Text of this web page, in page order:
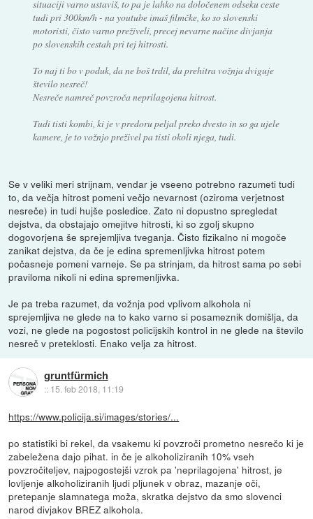
situaciji varno ustaviš, to pa je lahko na določenem odseku ceste
tudi pri 300km/h - na youtube imaš filmčke, ko so slovenski
motoristi, čisto varno preživeli, precej nevarne načine divjanja
po slovenskih cestah pri tej hitrosti.
To naj ti bo v poduk, da ne boš trdil, da prehitra vožnja dviguje
število nesreč!
Nesreče namreč povzroča neprilagojena hitrost.
Tudi tisti kombi, ki je v predoru peljal preko dvesto in so ga ujele
kamere, je to vožnjo preživel pa tisti okoli njega, tudi.
Se v veliki meri strijnam, vendar je vseeno potrebno razumeti tudi
to, da večja hitrost pomeni večjo nevarnost (oziroma verjetnost
nesreče) in tudi hujše posledice. Zato ni dopustno spregledat
dejstva, da obstajajo omejitve hitrosti, ki so zgolj skupno
dogovorjena še sprejemljiva tveganja. Čisto fizikalno ni mogoče
zanikat dejstva, da če je edina spremenljivka hitrost potem
počasneje pomeni varneje. Se pa strinjam, da hitrost sama po sebi
praviloma nikoli ni edina spremenljivka.
Je pa treba razumet, da vožnja pod vplivom alkohola ni
sprejemljiva ne glede na to kako varno si posameznik domišlja, da
vozi, ne glede na pogostost policijskih kontrol in ne glede na število
nesreč v preteklosti. Enako velja za hitrost.
gruntfürmich
:: 15. feb 2018, 11:19
https://www.policija.si/images/stories/...
po statistiki bi rekel, da vsakemu ki povzroči prometno nesrečo ki je
zabeležena dajo pihat. in če je alkoholiziranih 10% vseh
povzročiteljev, najpogostejši vzrok pa 'neprilagojena' hitrost, je
lovljenje alkoholiziranih ljudi pljunek v obraz, mazanje oči,
pretepanje slamnatega moža, skratka dejstvo da smo slovenci
narod divjakov BREZ alkohola.